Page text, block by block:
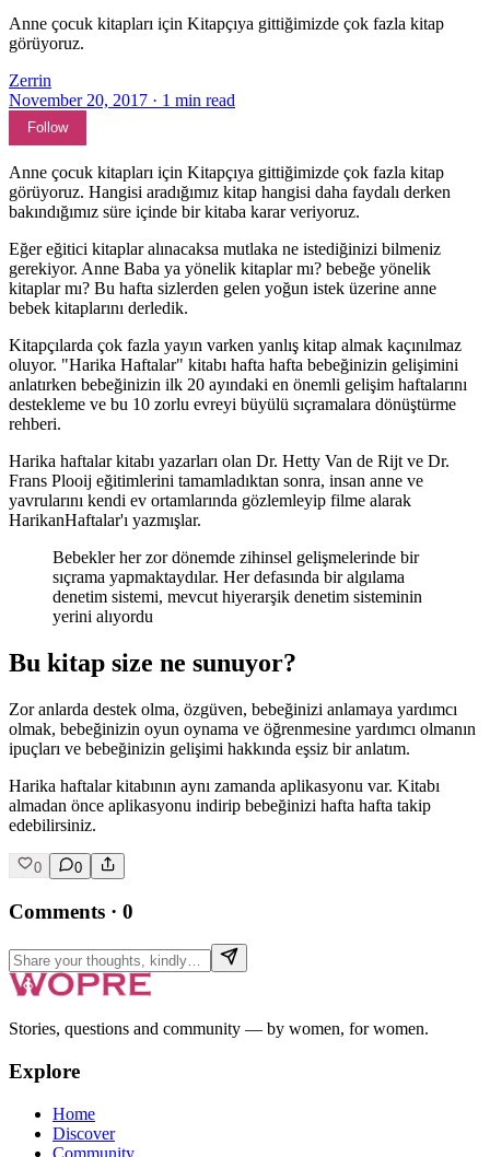
Anne çocuk kitapları için Kitapçıya gittiğimizde çok fazla kitap
görüyoruz.
Zerrin
November 20, 2017 · 1 min read
Follow
Anne çocuk kitapları için Kitapçıya gittiğimizde çok fazla kitap
görüyoruz. Hangisi aradığımız kitap hangisi daha faydalı derken
bakındığımız süre içinde bir kitaba karar veriyoruz.
Eğer eğitici kitaplar alınacaksa mutlaka ne istediğinizi bilmeniz
gerekiyor. Anne Baba ya yönelik kitaplar mı? bebeğe yönelik
kitaplar mı? Bu hafta sizlerden gelen yoğun istek üzerine anne
bebek kitaplarını derledik.
Kitapçılarda çok fazla yayın varken yanlış kitap almak kaçınılmaz
oluyor. "Harika Haftalar" kitabı hafta hafta bebeğinizin gelişimini
anlatırken bebeğinizin ilk 20 ayındaki en önemli gelişim haftalarını
destekleme ve bu 10 zorlu evreyi büyülü sıçramalara dönüştürme
rehberi.
Harika haftalar kitabı yazarları olan Dr. Hetty Van de Rijt ve Dr.
Frans Plooij eğitimlerini tamamladıktan sonra, insan anne ve
yavrularını kendi ev ortamlarında gözlemleyip filme alarak
HarikanHaftalar'ı yazmışlar.
Bebekler her zor dönemde zihinsel gelişmelerinde bir
sıçrama yapmaktaydılar. Her defasında bir algılama
denetim sistemi, mevcut hiyerarşik denetim sisteminin
yerini alıyordu
Bu kitap size ne sunuyor?
Zor anlarda destek olma, özgüven, bebeğinizi anlamaya yardımcı
olmak, bebeğinizin oyun oynama ve öğrenmesine yardımcı olmanın
ipuçları ve bebeğinizin gelişimi hakkında eşsiz bir anlatım.
Harika haftalar kitabının aynı zamanda aplikasyonu var. Kitabı
almadan önce aplikasyonu indirip bebeğinizi hafta hafta takip
edebilirsiniz.
0 0
Comments · 0
Stories, questions and community — by women, for women.
Explore
Home
Discover
Community